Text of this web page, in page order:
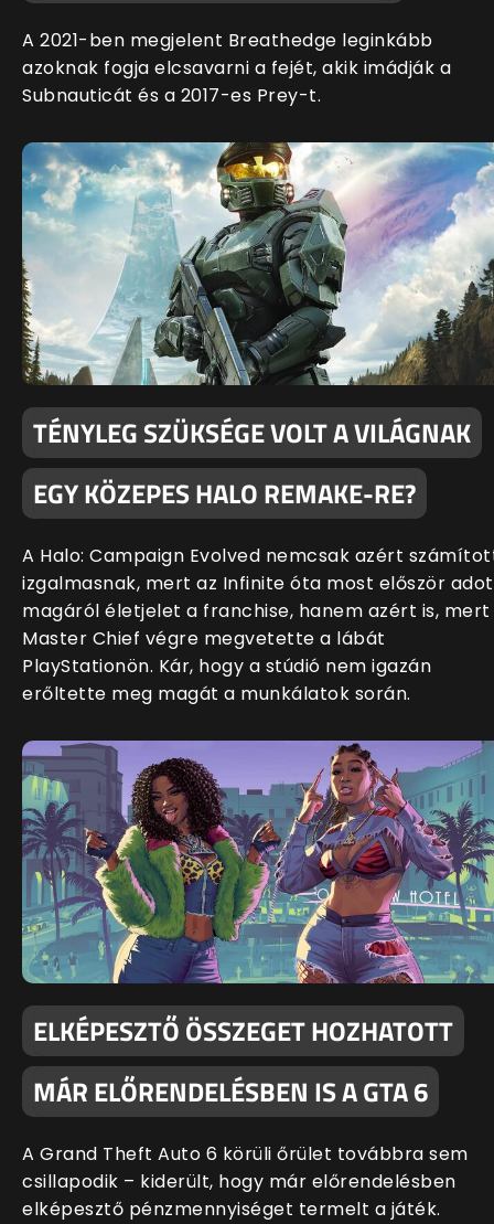
A 2021-ben megjelent Breathedge leginkább
azoknak fogja elcsavarni a fejét, akik imádják a
Subnauticát és a 2017-es Prey-t.
TÉNYLEG SZÜKSÉGE VOLT A VILÁGNAK
EGY KÖZEPES HALO REMAKE-RE?
A Halo: Campaign Evolved nemcsak azért
izgalmasnak, mert az Infinite óta most először
magáról életjelet a franchise, hanem azért is, mert
Master Chief végre megvetette a lábát
PlayStationön. Kár, hogy a stúdió nem igazán
erőltette meg magát a munkálatok során.
ELKÉPESZTŐ ÖSSZEGET HOZHATOTT
MÁR ELŐRENDELÉSBEN IS A GTA 6
A Grand Theft Auto 6 körüli őrület továbbra sem
csillapodik – kiderült, hogy már előrendelésben
elképesztő pénzmennyiséget termelt a játék.